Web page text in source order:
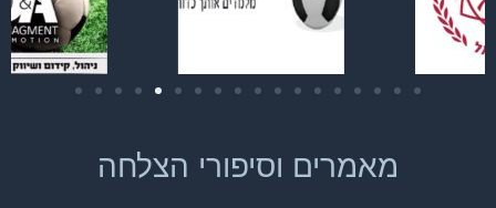
מאמרים וסיפורי הצלחה